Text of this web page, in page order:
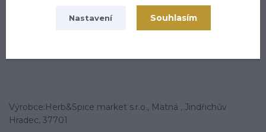
ideální pro ty, kteří hledají něco výjimečného a chtějí do
Výrobce:Herb&Spice market s.r.o., Matná , Jindřichův
Hradec, 37701
Nastavení Souhlasím